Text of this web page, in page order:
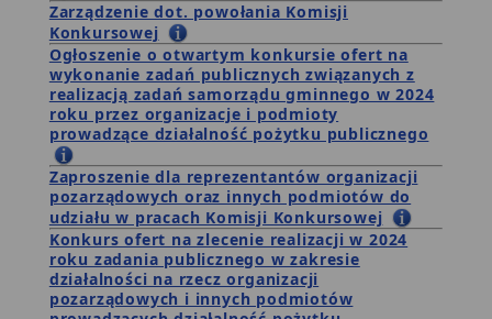
Zarządzenie dot. powołania Komisji
Konkursowej
Ogłoszenie o otwartym konkursie ofert na
wykonanie zadań publicznych związanych z
realizacją zadań samorządu gminnego w 2024
roku przez organizacje i podmioty
prowadzące działalność pożytku publicznego
Zaproszenie dla reprezentantów organizacji
pozarządowych oraz innych podmiotów do
udziału w pracach Komisji Konkursowej
Konkurs ofert na zlecenie realizacji w 2024
roku zadania publicznego w zakresie
działalności na rzecz organizacji
pozarządowych i innych podmiotów